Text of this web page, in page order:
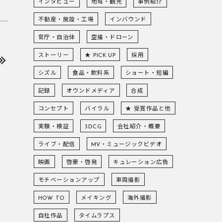
インタビュー 地域・観光 事例紹介
不動産・施設・工場 インバウンド
官庁・自治体 空撮・ドローン
ストーリー ★ PICK UP 採用
シズル 食品・飲料系 ショート・短編
記録 オウンドメディア 合成
コンセプト バイラル ★ 受賞作品と他
実験・検証 3DCG 会社紹介・概要
ライブ・配信 MV・ミュージックビデオ
映画 啓蒙・啓発 キュレーション広告
モチベーションアップ 車両撮影
HOW TO メイキング 海外撮影
自社作品 タイムラプス